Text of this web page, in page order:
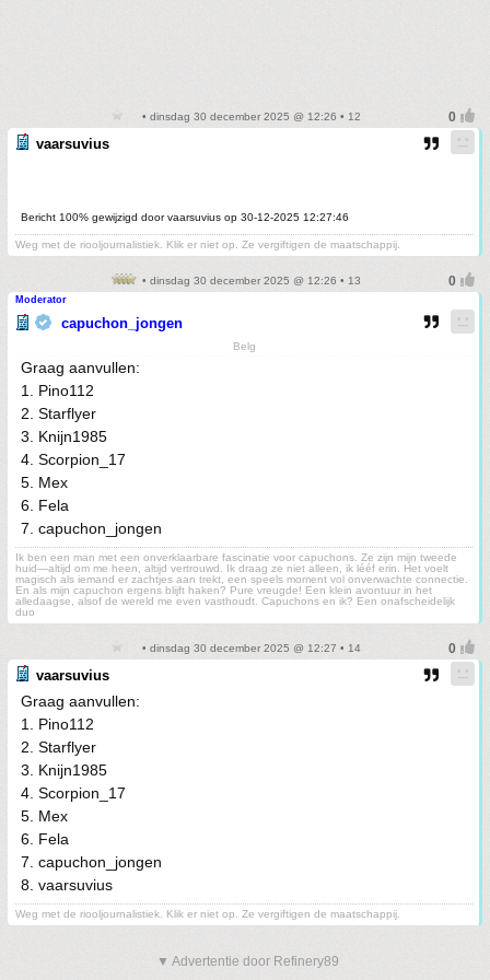
• dinsdag 30 december 2025 @ 12:26 • 12
vaarsuvius
Bericht 100% gewijzigd door vaarsuvius op 30-12-2025 12:27:46
Weg met de riooljournalistiek. Klik er niet op. Ze vergiftigen de maatschappij.
• dinsdag 30 december 2025 @ 12:26 • 13
Moderator
capuchon_jongen
Belg
Graag aanvullen:
1. Pino112
2. Starflyer
3. Knijn1985
4. Scorpion_17
5. Mex
6. Fela
7. capuchon_jongen
Ik ben een man met een onverklaarbare fascinatie voor capuchons. Ze zijn mijn tweede
huid—altijd om me heen, altijd vertrouwd. Ik draag ze niet alleen, ik lééf erin. Het voelt
magisch als iemand er zachtjes aan trekt, een speels moment vol onverwachte connectie.
En als mijn capuchon ergens blijft haken? Pure vreugde! Een klein avontuur in het
alledaagse, alsof de wereld me even vasthoudt. Capuchons en ik? Een onafscheidelijk
duo
• dinsdag 30 december 2025 @ 12:27 • 14
vaarsuvius
Graag aanvullen:
1. Pino112
2. Starflyer
3. Knijn1985
4. Scorpion_17
5. Mex
6. Fela
7. capuchon_jongen
8. vaarsuvius
Weg met de riooljournalistiek. Klik er niet op. Ze vergiftigen de maatschappij.
▼ Advertentie door Refinery89